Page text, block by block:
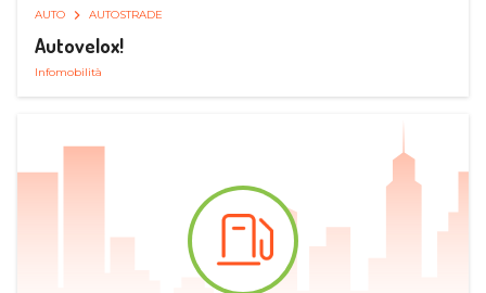
AUTO AUTOSTRADE
Autovelox!
Infomobilità